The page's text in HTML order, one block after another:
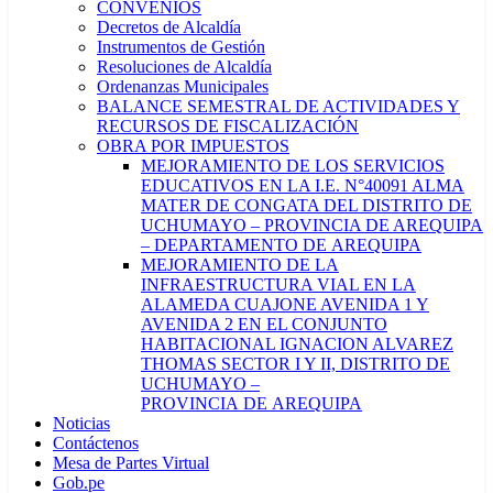
CONVENIOS
Decretos de Alcaldía
Instrumentos de Gestión
Resoluciones de Alcaldía
Ordenanzas Municipales
BALANCE SEMESTRAL DE ACTIVIDADES Y
RECURSOS DE FISCALIZACIÓN
OBRA POR IMPUESTOS
MEJORAMIENTO DE LOS SERVICIOS
EDUCATIVOS EN LA I.E. N°40091 ALMA
MATER DE CONGATA DEL DISTRITO DE
UCHUMAYO – PROVINCIA DE AREQUIPA
– DEPARTAMENTO DE AREQUIPA
MEJORAMIENTO DE LA
INFRAESTRUCTURA VIAL EN LA
ALAMEDA CUAJONE AVENIDA 1 Y
AVENIDA 2 EN EL CONJUNTO
HABITACIONAL IGNACION ALVAREZ
THOMAS SECTOR I Y II, DISTRITO DE
UCHUMAYO –
PROVINCIA DE AREQUIPA
Noticias
Contáctenos
Mesa de Partes Virtual
Gob.pe